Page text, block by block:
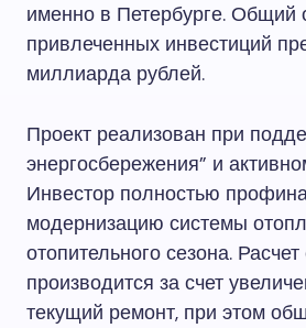
именно в Петербурге. Общий
привлеченных инвестиций
миллиарда рублей.
Проект реализован при
энергосбережения” и
Инвестор полностью
модернизацию системы
отопительного сезона.
производится за счет
текущий ремонт, при этом